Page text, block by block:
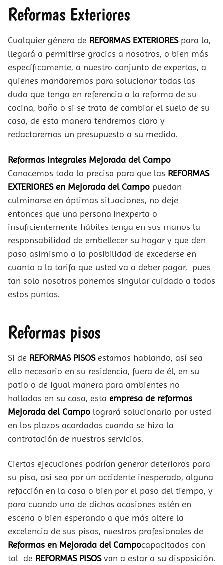
Reformas Exteriores
Cualquier género de REFORMAS EXTERIORESpara la,
llegará a permitirse gracias a nosotros, o bien más
específicamente, a nuestro conjunto de expertos, a
quienes mandaremos para solucionar todas las
duda que tenga en referencia a la reforma de su
cocina, baño o si se trata de cambiar el suelo de su
casa, de esta manera tendremos claro y
redactaremos un presupuesto a su medida.
Reformas integrales Mejorada del Campo
Conocemos todo lo preciso para que las REFORMAS
EXTERIORES en Mejorada del Campo puedan
culminarse en óptimas situaciones, no deje
entonces que una persona inexperta o
insuficientemente hábiles tenga en sus manos la
responsabilidad de embellecer su hogar y que den
paso asimismo a la posibilidad de excederse en
cuanto a la tarifa que usted va a deber pagar, pues
tan solo nosotros ponemos singular cuidado a todos
estos puntos.
Reformas pisos
Si de REFORMAS PISOSestamos hablando, así sea
ello necesario en su residencia, fuera de él, en su
patio o de igual manera para ambientes no
hallados en su casa, esta empresa de reformas
Mejorada del Campo logrará solucionarlo por usted
en los plazos acordados cuando se hizo la
contratación de nuestros servicios.
Ciertas ejecuciones podrían generar deterioros para
su piso, así sea por un accidente inesperado, alguna
refacción en la casa o bien por el paso del tiempo, y
para cuando una de dichas ocasiones estén en
escena o bien esperando a que más altere la
excelencia de sus pisos, nuestros profesionales de
Reformas en Mejorada del Campocapacitados con
tal de REFORMAS PISOSvan a estar a su disposición.